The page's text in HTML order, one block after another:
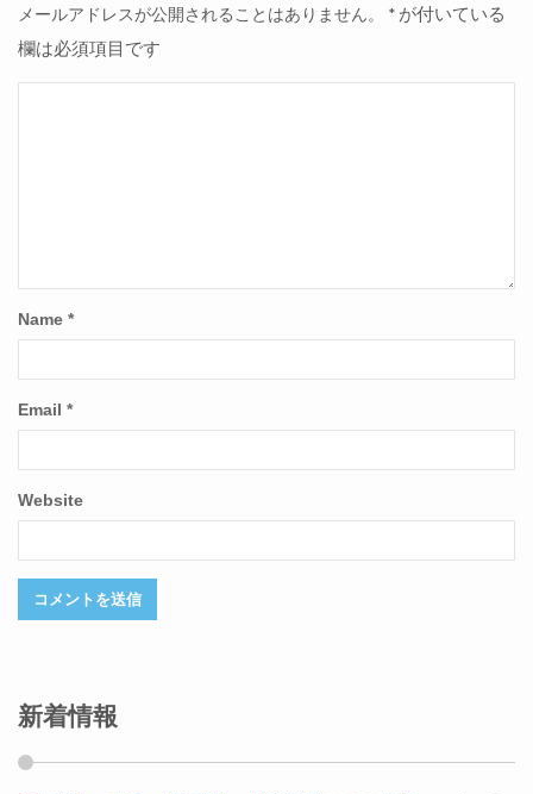
メールアドレスが公開されることはありません。 * が付いている
欄は必須項目です
Name *
Email *
Website
新着情報